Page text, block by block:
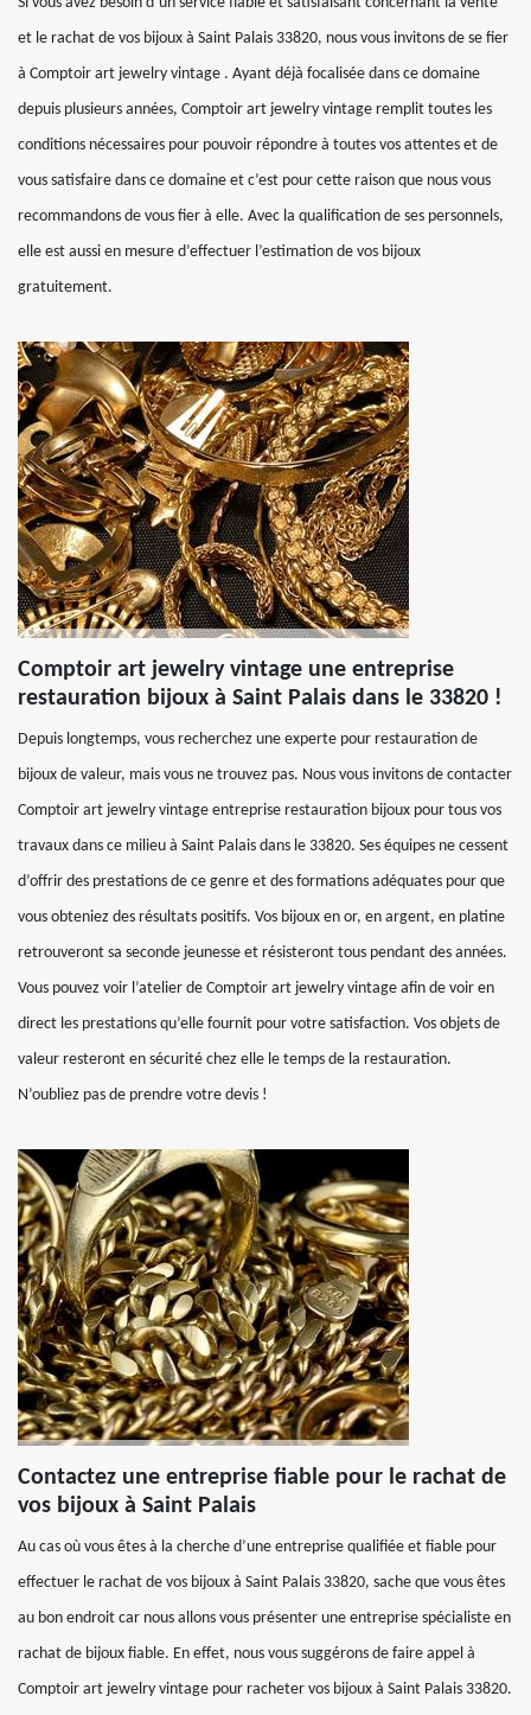
et le rachat de vos bijoux à Saint Palais 33820, nous vous invitons de se fier
à Comptoir art jewelry vintage . Ayant déjà focalisée dans ce domaine
depuis plusieurs années, Comptoir art jewelry vintage remplit toutes les
conditions nécessaires pour pouvoir répondre à toutes vos attentes et de
vous satisfaire dans ce domaine et c’est pour cette raison que nous vous
recommandons de vous fier à elle. Avec la qualification de ses personnels,
elle est aussi en mesure d’effectuer l’estimation de vos bijoux
gratuitement.
Comptoir art jewelry vintage une entreprise
restauration bijoux à Saint Palais dans le 33820 !
Depuis longtemps, vous recherchez une experte pour restauration de
bijoux de valeur, mais vous ne trouvez pas. Nous vous invitons de contacter
Comptoir art jewelry vintage entreprise restauration bijoux pour tous vos
travaux dans ce milieu à Saint Palais dans le 33820. Ses équipes ne cessent
d’offrir des prestations de ce genre et des formations adéquates pour que
vous obteniez des résultats positifs. Vos bijoux en or, en argent, en platine
retrouveront sa seconde jeunesse et résisteront tous pendant des années.
Vous pouvez voir l’atelier de Comptoir art jewelry vintage afin de voir en
direct les prestations qu’elle fournit pour votre satisfaction. Vos objets de
valeur resteront en sécurité chez elle le temps de la restauration.
N’oubliez pas de prendre votre devis !
Contactez une entreprise fiable pour le rachat de
vos bijoux à Saint Palais
Au cas où vous êtes à la cherche d’une entreprise qualifiée et fiable pour
effectuer le rachat de vos bijoux à Saint Palais 33820, sache que vous êtes
au bon endroit car nous allons vous présenter une entreprise spécialiste en
rachat de bijoux fiable. En effet, nous vous suggérons de faire appel à
Comptoir art jewelry vintage pour racheter vos bijoux à Saint Palais 33820.